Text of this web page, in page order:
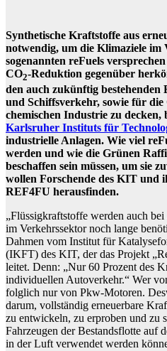
Synthetische Kraftstoffe aus
notwendig, um die Klimaziele im
sogenannten reFuels
CO2-Reduktion gegenüber
den auch zukünftig
und Schiffsverkehr, sowie für
chemischen Industrie zu decken,
Karlsruher Instituts für
industrielle Anlagen. Wie viel
werden und wie die Grünen
beschaffen sein müssen, um sie
wollen Forschende des KIT und
REF4FU herausfinden.
„Flüssigkraftstoffe werden auch
im Verkehrssektor noch lange
Dahmen vom Institut für
(IKFT) des KIT, der das Projekt
leitet. Denn: „Nur 60 Prozent des
individuellen Autoverkehr.“ Wer
folglich nur von Pkw-Motoren.
darum, vollständig erneuerbare
zu entwickeln, zu erproben und zu
Fahrzeugen der Bestandsflotte auf
in der Luft verwendet werden